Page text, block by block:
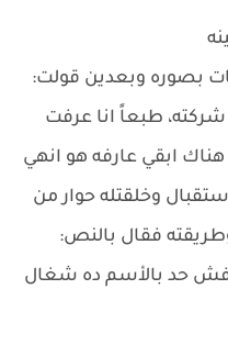
بصوره وبعدين قولت:
طبعاً انا عرفت
ابقي عارفه هو انهي
وخلقتله حوار من
فقال بالنص:
حد بالأسم ده شغال